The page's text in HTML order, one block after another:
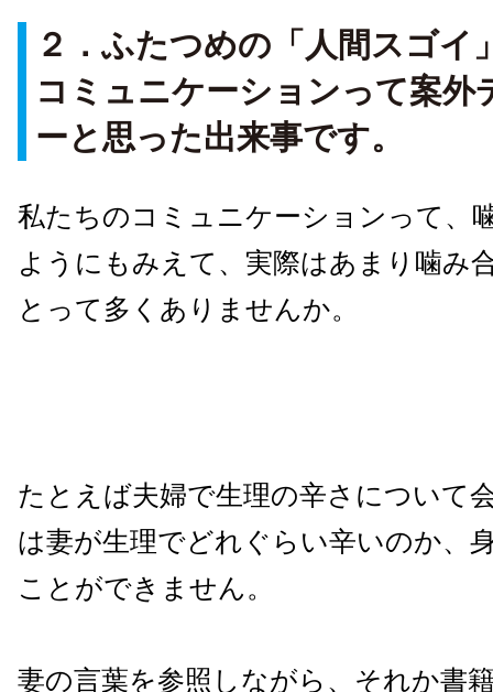
２．ふたつめの「人間スゴイ
コミュニケーションって案外
ーと思った出来事です。
私たちのコミュニケーションって、
ようにもみえて、実際はあまり噛み
とって多くありませんか。
たとえば夫婦で生理の辛さについて
は妻が生理でどれぐらい辛いのか、
ことができません。
妻の言葉を参照しながら、それか書